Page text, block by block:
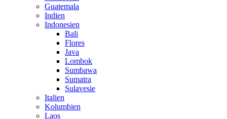
Guatemala
Indien
Indonesien
Bali
Flores
Java
Lombok
Sumbawa
Sumatra
Sulavesie
Italien
Kolumbien
Laos